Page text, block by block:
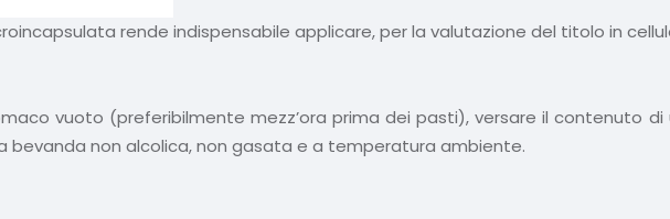
rende indispensabile applicare, per la valutazione del titolo in
vuoto (preferibilmente mezz’ora prima dei pasti), versare il contenuto di
non alcolica, non gasata e a temperatura ambiente.